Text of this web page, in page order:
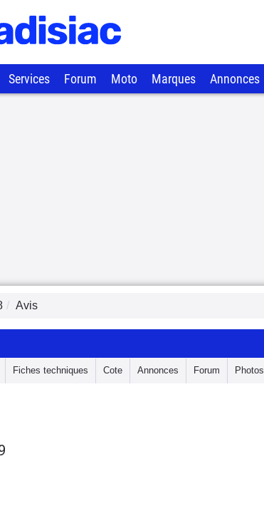
Services Forum Moto Marques Annonces
Avis
Fiches techniques Cote Annonces Forum Photos